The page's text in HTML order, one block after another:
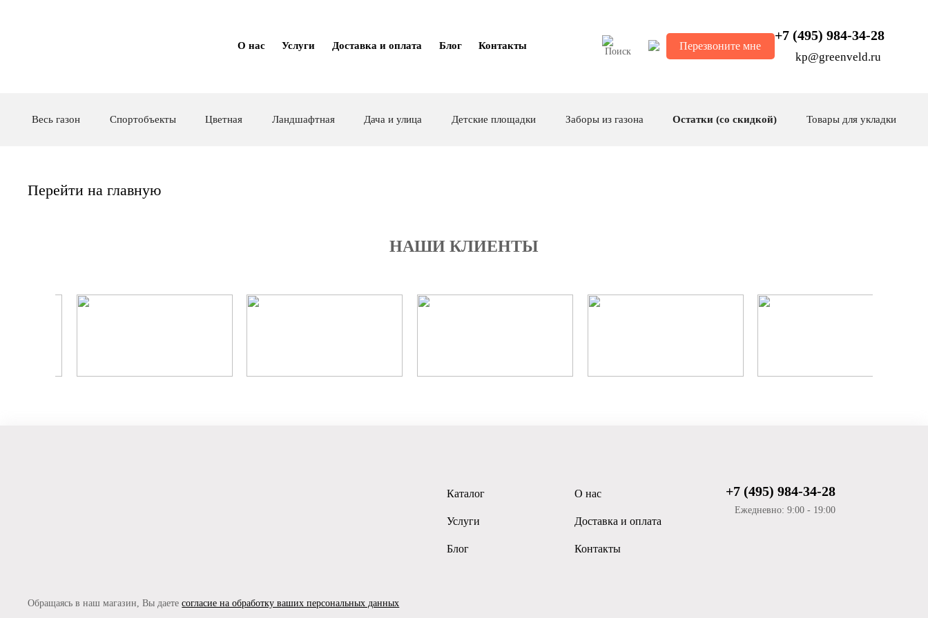
О нас Услуги Доставка и оплата Блог Контакты Перезвоните мне
+7 (495) 984-34-28
kp@greenveld.ru
Весь газон Спортобъекты Цветная Ландшафтная Дача и улица Детские площадки Заборы из газона Остатки (со скидкой) Товары для укладки
Перейти на главную
НАШИ КЛИЕНТЫ
Обращаясь в наш магазин, Вы даетесогласие на обработку ваших персональных данных
Каталог О нас
Услуги Доставка и оплата
Блог Контакты
+7 (495) 984-34-28
Ежедневно: 9:00 - 19:00